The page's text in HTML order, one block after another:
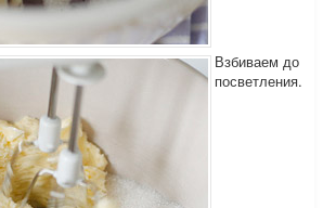
Взбиваем до
посветления.